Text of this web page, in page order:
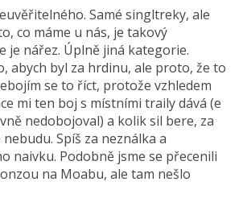
Samé singltreky, ale
co máme u nás, je takový
je nářez. Úplně jiná kategorie.
abych byl za hrdinu, ale proto, že to
se to říct, protože vzhledem
mi ten boj s místními traily dává (e
nedobojoval) a kolik sil bere, za
Spíš za neználka a
naivku. Podobně jsme se přecenili
na Moabu, ale tam nešlo